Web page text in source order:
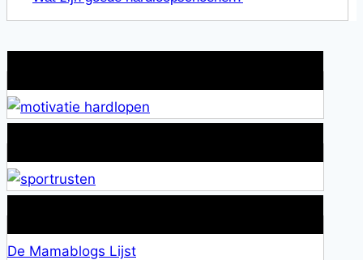
De Mamablogs Lijst